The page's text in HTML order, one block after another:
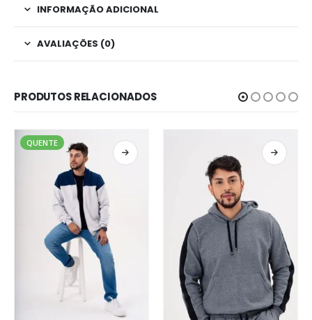
INFORMAÇÃO ADICIONAL
AVALIAÇÕES (0)
PRODUTOS RELACIONADOS